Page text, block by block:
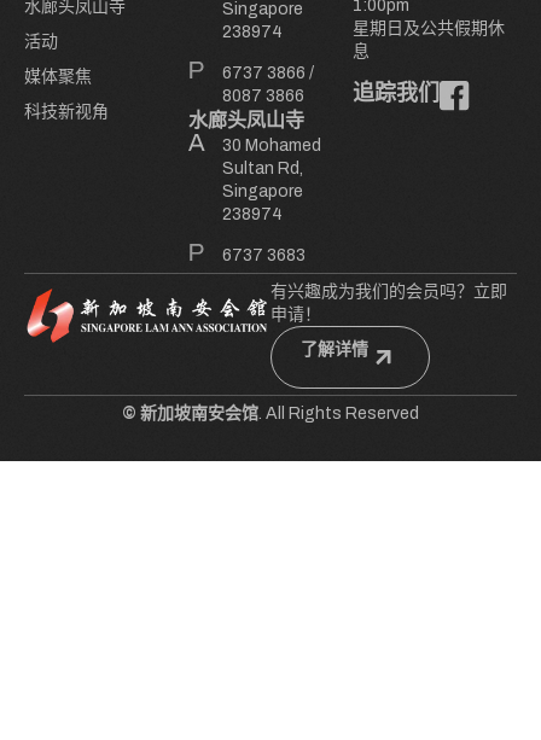
水廊头凤山寺
活动
媒体聚焦
科技新视角
Singapore
238974
6737 3866 /
8087 3866
水廊头凤山寺
30 Mohamed
Sultan Rd,
Singapore
238974
6737 3683
1:00pm
星期日及公共假期休
息
追踪我们
有兴趣成为我们的会员吗？立即
申请！
了解详情
© 新加坡南安会馆. All Rights Reserved